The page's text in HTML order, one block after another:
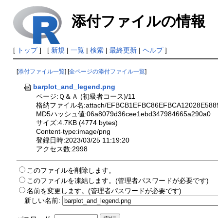
添付ファイルの情報
[ トップ] [ 新規 | 一覧| 検索| 最終更新| ヘルプ]
[添付ファイル一覧 ] [全ページの添付ファイル一覧
barplot_and_legend.png
ページ:Ｑ＆Ａ (初級者コース)/11
格納ファイル名:attach/
MD5ハッシュ値:06a8079d36cee1ebd347984665a290a0
サイズ:4.7KB (4774 bytes)
Content-type:image/png
登録日時:2023/03/25 11:19:20
アクセス数:2998
このファイルを削除します。
このファイルを凍結します。(管理者パスワードが必要です)
名前を変更します。(管理者パスワードが必要です)
新しい名前: